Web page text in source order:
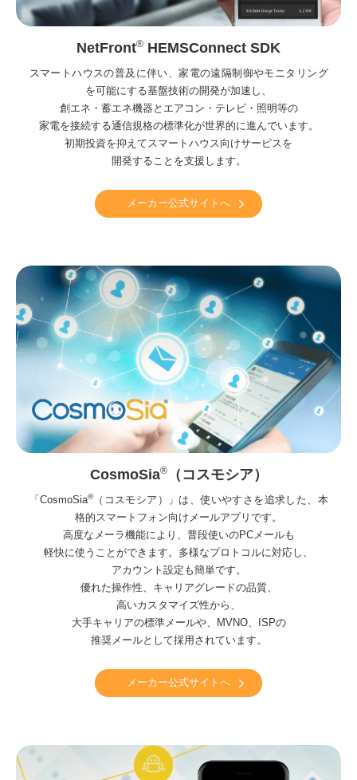
NetFront® HEMSConnect SDK
スマートハウスの普及に伴い、家電の遠隔制御やモニタリング
を可能にする基盤技術の開発が加速し、
創エネ・蓄エネ機器とエアコン・テレビ・照明等の
家電を接続する通信規格の標準化が世界的に進んでいます。
初期投資を抑えてスマートハウス向けサービスを
開発することを支援します。
メーカー公式サイトへ
CosmoSia®（コスモシア）
「CosmoSia®（コスモシア）」は、使いやすさを追求した、本
格的スマートフォン向けメールアプリです。
高度なメーラ機能により、普段使いのPCメールも
軽快に使うことができます。多様なプロトコルに対応し、
アカウント設定も簡単です。
優れた操作性、キャリアグレードの品質、
高いカスタマイズ性から、
大手キャリアの標準メールや、MVNO、ISPの
推奨メールとして採用されています。
メーカー公式サイトへ